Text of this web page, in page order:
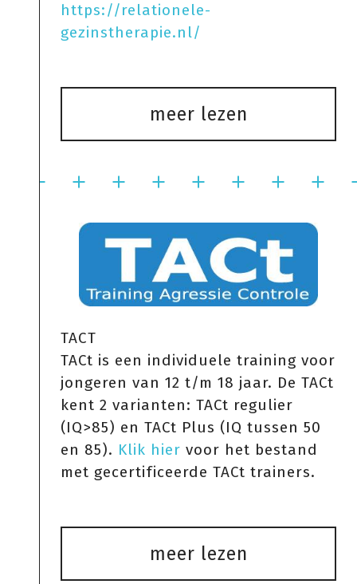
https://relationele-
gezinstherapie.nl/
meer lezen
TACT
TACt is een individuele training voor
jongeren van 12 t/m 18 jaar. De TACt
kent 2 varianten: TACt regulier
(IQ>85) en TACt Plus (IQ tussen 50
en 85). Klik hier voor het bestand
met gecertificeerde TACt trainers.
meer lezen